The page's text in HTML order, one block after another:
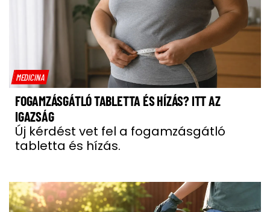
MEDICINA
FOGAMZÁSGÁTLÓ TABLETTA ÉS HÍZÁS? ITT AZ
IGAZSÁG
Új kérdést vet fel a fogamzásgátló
tabletta és hízás.